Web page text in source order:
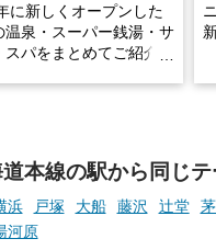
に新しくオープンした
温泉・スーパー銭湯・サ
スパをまとめてご紹介！
スポットが続々登場して
。
材記事もあわせて紹介し
すので、気になる施設は
ックして次のおでかけ
本線の駅から同じ
浜 戸塚 大船 藤沢 辻堂
河原